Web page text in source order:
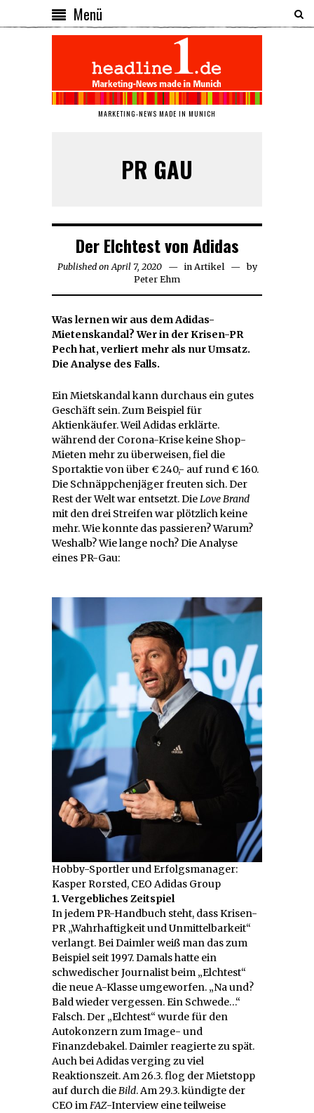
Menü
MARKETING-NEWS MADE IN MUNICH
PR GAU
Der Elchtest von Adidas
Published on April 7, 2020April
7,
2020
in Artikel
by
Peter Ehm
Was lernen wir aus dem Adidas-
Mietenskandal? Wer in der Krisen-PR
Pech hat, verliert mehr als nur Umsatz.
Die Analyse des Falls.
Ein Mietskandal kann durchaus ein gutes
Geschäft sein. Zum Beispiel für
Aktienkäufer. Weil Adidas erklärte.
während der Corona-Krise keine Shop-
Mieten mehr zu überweisen, fiel die
Sportaktie von über € 240,- auf rund € 160.
Die Schnäppchenjäger freuten sich. Der
Rest der Welt war entsetzt. DieLove Brand
mit den drei Streifen war plötzlich keine
mehr. Wie konnte das passieren? Warum?
Weshalb? Wie lange noch? Die Analyse
eines PR-Gau:
Hobby-Sportler und Erfolgsmanager:
Kasper Rorsted, CEO Adidas Group
1. Vergebliches Zeitspiel
In jedem PR-Handbuch steht, dass Krisen-
PR „Wahrhaftigkeit und Unmittelbarkeit“
verlangt. Bei Daimler weiß man das zum
Beispiel seit 1997. Damals hatte ein
schwedischer Journalist beim „Elchtest“
die neue A-Klasse umgeworfen. „Na und?
Bald wieder vergessen. Ein Schwede…“
Falsch. Der „Elchtest“ wurde für den
Autokonzern zum Image- und
Finanzdebakel. Daimler reagierte zu spät.
Auch bei Adidas verging zu viel
Reaktionszeit. Am 26.3. flog der Mietstopp
auf durch dieBild. Am 29.3. kündigte der
CEO imFAZ-Interview eine teilweise